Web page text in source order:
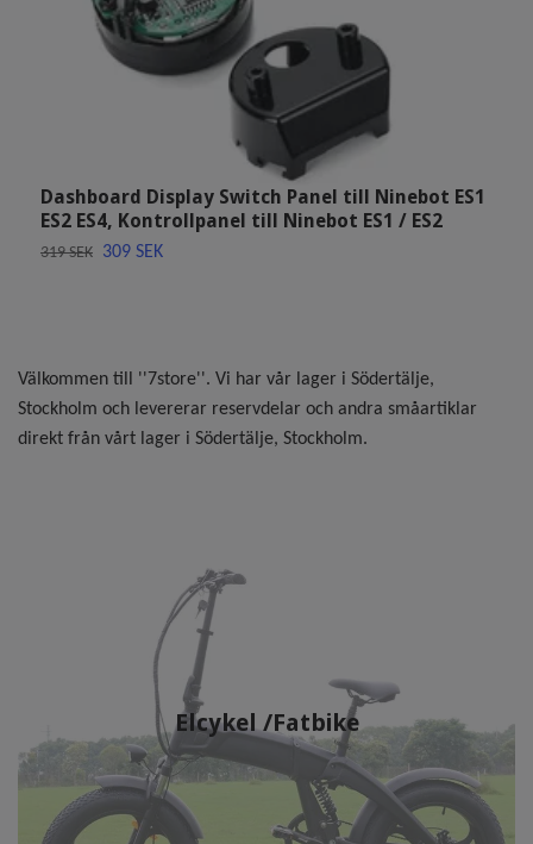
Välkommen till ''7store''. Vi har vår lager i Södertälje,
Stockholm och levererar reservdelar och andra småartiklar
direkt från vårt lager i Södertälje, Stockholm.
Elcykel /Fatbike
Dashboard Display Switch Panel till Ninebot ES1
ES2 ES4, Kontrollpanel till Ninebot ES1 / ES2
319 SEK 309 SEK